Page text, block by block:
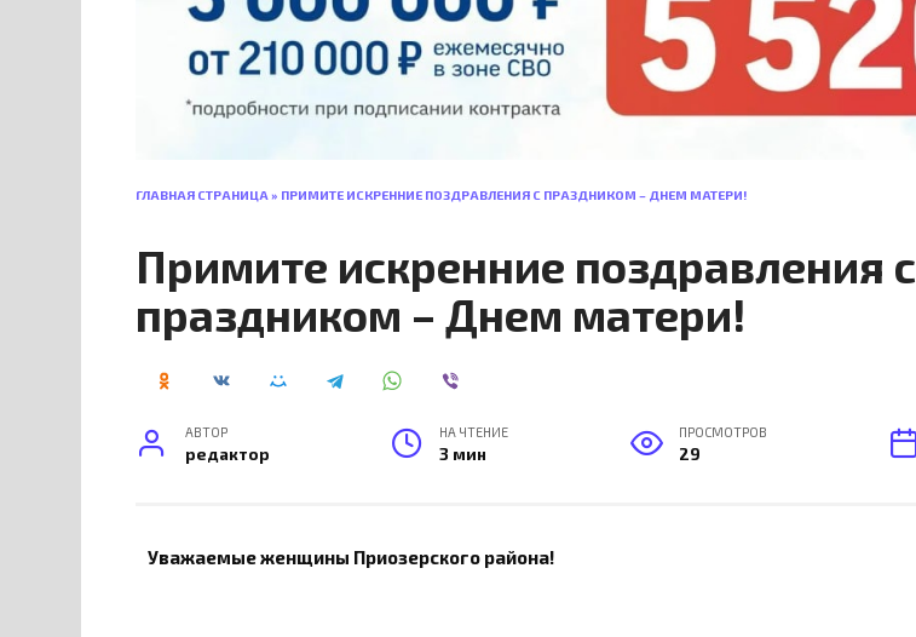
ГЛАВНАЯ СТРАНИЦА» ПРИМИТЕ ИСКРЕННИЕ ПОЗДРАВЛЕНИЯ С ПРАЗДНИКОМ – ДНЕМ МАТЕРИ!
Примите искренние поздравления с
праздником – Днем матери!
АВТОР
редактор
НА ЧТЕНИЕ
3 мин
ПРОСМОТРОВ
29
Уважаемые женщины Приозерского района!